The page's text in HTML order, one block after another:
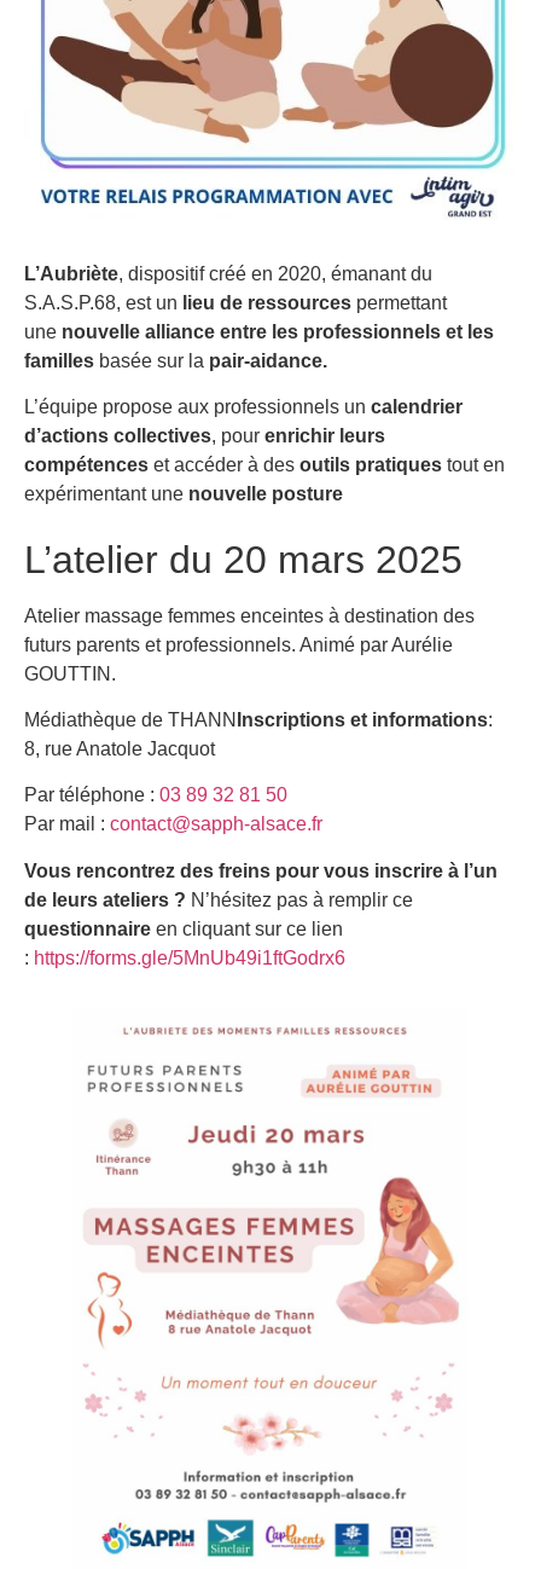
L’Aubriète, dispositif créé en 2020, émanant du
S.A.S.P.68, est un lieu de ressources permettant
une nouvelle alliance entre les professionnels et les
familles basée sur la pair-aidance.
L’équipe propose aux professionnels un calendrier
d’actions collectives, pour enrichir leurs
compétences et accéder à des outils pratiques tout en
expérimentant une nouvelle posture
L’atelier du 20 mars 2025
Atelier massage femmes enceintes à destination des
futurs parents et professionnels. Animé par Aurélie
GOUTTIN.
Médiathèque de THANN
8, rue Anatole Jacquot
Inscriptions et informations:
Par téléphone : 03 89 32 81 50
Par mail : contact@sapph-alsace.fr
Vous rencontrez des freins pour vous inscrire à l’un
de leurs ateliers ? N’hésitez pas à remplir ce
questionnaire en cliquant sur ce lien
: https://forms.gle/5MnUb49i1ftGodrx6